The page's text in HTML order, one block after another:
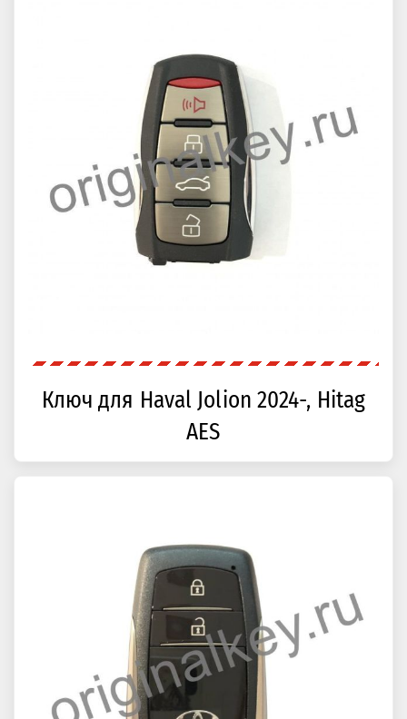
Ключ для Haval Jolion 2024-, Hitag
AES